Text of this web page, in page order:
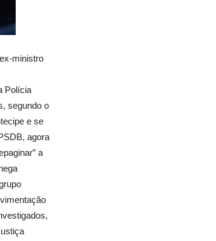
ministro
Polícia
segundo o
e se
agora
a